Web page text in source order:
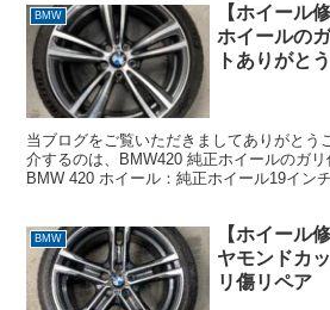
BMW
【ホイール
ホイールの
トありがと
当ブログをご覧いただきましてありがとう
介するのは、BMW420 純正ホイールのガリ
BMW 420 ホイール：純正ホイール19イン
BMW
【ホイール
ヤモンドカ
リ傷リペア